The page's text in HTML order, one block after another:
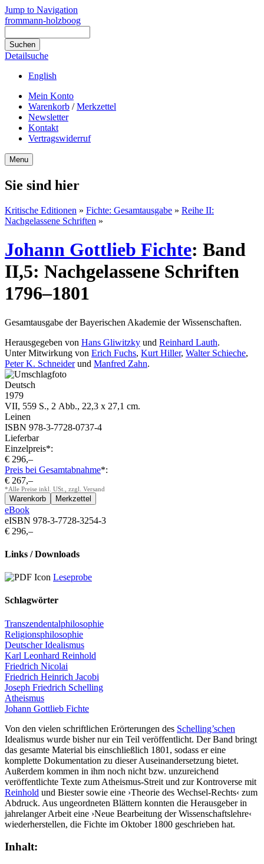
Jump to Navigation
frommann-holzboog
Detailsuche
English
Mein Konto
Warenkorb /Merkzettel
Newsletter
Kontakt
Vertragswiderruf
Menu
Sie sind hier
Kritische Editionen » Fichte: Gesamtausgabe » Reihe II:
Nachgelassene Schriften »
Johann Gottlieb Fichte: Band
II,5: Nachgelassene Schriften
1796–1801
Gesamtausgabe der Bayerischen Akademie der Wissenschaften.
Herausgegeben von Hans Gliwitzky und Reinhard Lauth.
Unter Mitwirkung von Erich Fuchs, Kurt Hiller, Walter Schieche,
Peter K. Schneiderund Manfred Zahn.
Deutsch
1979
VII, 559 S., 2 Abb., 22,3 x 27,1 cm.
Leinen
ISBN 978-3-7728-0737-4
Lieferbar
Einzelpreis*:
€ 296,–
Preis bei Gesamtabnahme*:
€ 267,–
*Alle Preise inkl. USt., zzgl. Versand
eBook
eISBN 978-3-7728-3254-3
€ 296,–
Links / Downloads
Leseprobe
Schlagwörter
Transzendentalphilosophie
Religionsphilosophie
Deutscher Idealismus
Karl Leonhard Reinhold
Friedrich Nicolai
Friedrich Heinrich Jacobi
Joseph Friedrich Schelling
Atheismus
Johann Gottlieb Fichte
Von den vielen schriftlichen Erörterungen des Schelling’schen
Idealismus wurde bisher nur ein Teil veröffentlicht. Der Band bringt
das gesamte Material bis einschließlich 1801, sodass er eine
komplette Dokumentation zu dieser Auseinandersetzung bietet.
Außerdem kommen in ihm noch nicht bzw. unzureichend
veröffentlichte Texte zum Atheismus-Streit und zur Kontroverse mit
Reinhold und Biestersowie eine ›Theorie des Wechsel-Rechts‹ zum
Abdruck. Aus ungeordneten Blättern konnten die Herausgeber in
jahrelanger Arbeit eine ›Neue Bearbeitung der Wissenschaftslehre‹
wiederherstellen, die Fichte im Oktober 1800 geschrieben hat.
Inhalt: